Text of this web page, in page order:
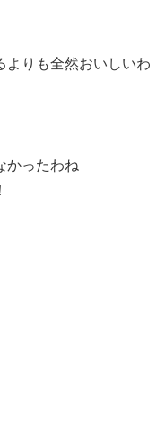
よりも全然おいしいわ
かったわね